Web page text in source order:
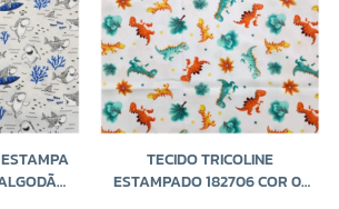
TECIDO TRICOLINE
ESTAMPADO 182706 COR 01